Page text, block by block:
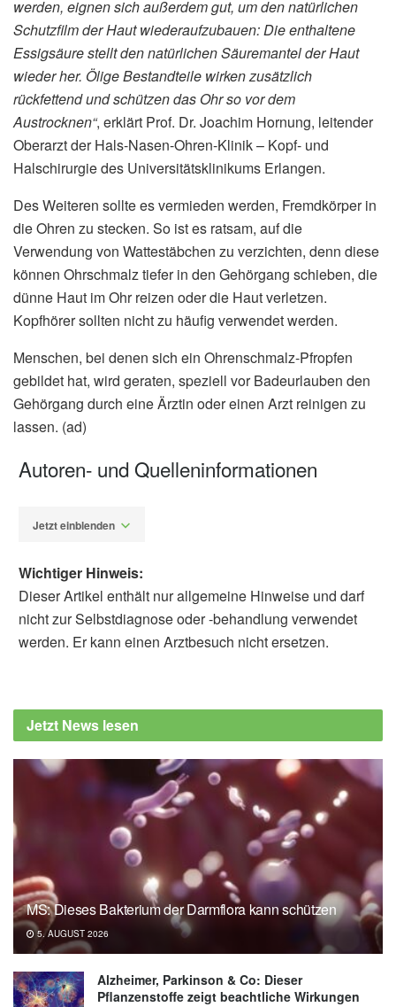
werden, eignen sich außerdem gut, um den natürlichen
Schutzfilm der Haut wiederaufzubauen: Die enthaltene
Essigsäure stellt den natürlichen Säuremantel der Haut
wieder her. Ölige Bestandteile wirken zusätzlich
rückfettend und schützen das Ohr so vor dem
Austrocknen“, erklärt Prof. Dr. Joachim Hornung, leitender
Oberarzt der Hals-Nasen-Ohren-Klinik – Kopf- und
Halschirurgie des Universitätsklinikums Erlangen.
Des Weiteren sollte es vermieden werden, Fremdkörper in
die Ohren zu stecken. So ist es ratsam, auf die
Verwendung von Wattestäbchen zu verzichten, denn diese
können Ohrschmalz tiefer in den Gehörgang schieben, die
dünne Haut im Ohr reizen oder die Haut verletzen.
Kopfhörer sollten nicht zu häufig verwendet werden.
Menschen, bei denen sich ein Ohrenschmalz-Pfropfen
gebildet hat, wird geraten, speziell vor Badeurlauben den
Gehörgang durch eine Ärztin oder einen Arzt reinigen zu
lassen. (ad)
Autoren- und Quelleninformationen
Jetzt einblenden
infections after swimming, (Abruf:
17.05.2022),
Institut für Qualität und Wirtschaftlichkeit im
Gesundheitswesen: Gehörgangsentzündung,
(Abruf: 17.05.2022),
gesundheitsinformation.de
Universitätsklinikum Erlangen: Badespaß mit
Folgen, (Abruf: 17.05.2022),
Universitätsklinikum Erlangen
Wichtiger Hinweis:
Dieser Artikel enthält nur allgemeine Hinweise und darf
nicht zur Selbstdiagnose oder -behandlung verwendet
werden. Er kann einen Arztbesuch nicht ersetzen.
Jetzt News lesen
MS: Dieses Bakterium der Darmflora kann schützen
5. AUGUST 2026
Alzheimer, Parkinson & Co: Dieser
Pflanzenstoffe zeigt beachtliche Wirkungen